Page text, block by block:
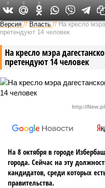
Версия на
Версия //Власть //На кресло
претендуют 14 человек
На кресло мэра
претендуют 14 человек
http://
На 8 октября в городе
города. Сейчас на эту
кандидатов, среди которых
правительства.
0 0 0